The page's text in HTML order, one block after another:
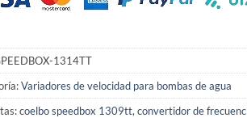
1314TT
Variadores de velocidad para bombas de agua
coelbo speedbox 1309tt, convertidor de